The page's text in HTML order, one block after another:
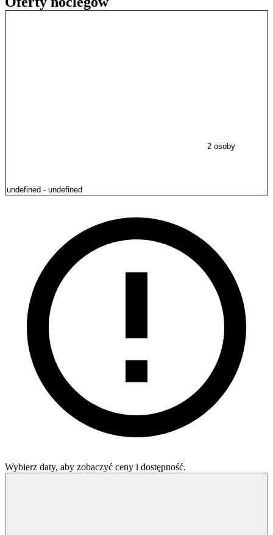
2 osoby
Wybierz daty, aby zobaczyć ceny i dostępność.